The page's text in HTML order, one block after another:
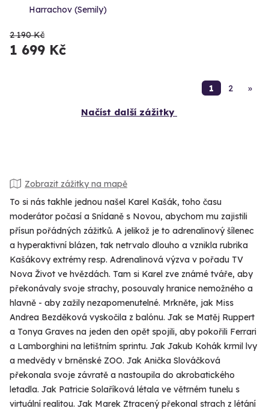
Harrachov (Semily)
2 190 Kč
1 699 Kč
1 2 »
Načíst další zážitky
Zobrazit zážitky na mapě
To si nás takhle jednou našel Karel Kašák, toho času
moderátor počasí a Snídaně s Novou, abychom mu zajistili
přísun pořádných zážitků. A jelikož je to adrenalinový šílenec
a hyperaktivní blázen, tak netrvalo dlouho a vznikla rubrika
Kašákovy extrémy resp. Adrenalinová výzva v pořadu TV
Nova Život ve hvězdách. Tam si Karel zve známé tváře, aby
překonávaly svoje strachy, posouvaly hranice nemožného a
hlavně - aby zažily nezapomenutelné. Mrkněte, jak Miss
Andrea Bezděková vyskočila z balónu. Jak se Matěj Ruppert
a Tonya Graves na jeden den opět spojili, aby pokořili Ferrari
a Lamborghini na letištním sprintu. Jak Jakub Kohák krmil lvy
a medvědy v brněnské ZOO. Jak Anička Slováčková
překonala svoje závratě a nastoupila do akrobatického
letadla. Jak Patricie Solaříková létala ve větrném tunelu s
virtuální realitou. Jak Marek Ztracený překonal strach z létání